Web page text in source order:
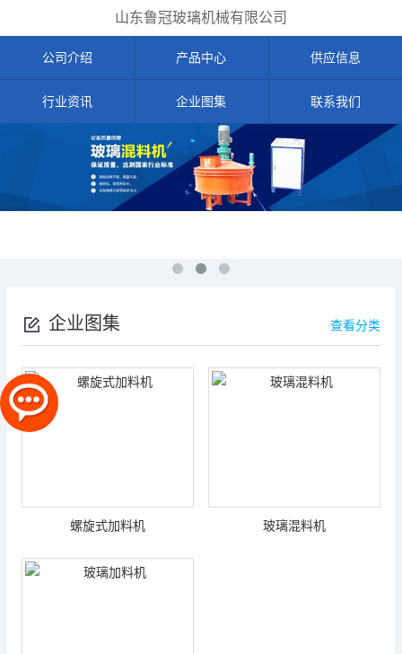
山东鲁冠玻璃机械有限公司
公司介绍 产品中心 供应信息
行业资讯 企业图集 联系我们
企业图集 查看分类
螺旋式加料机 玻璃混料机